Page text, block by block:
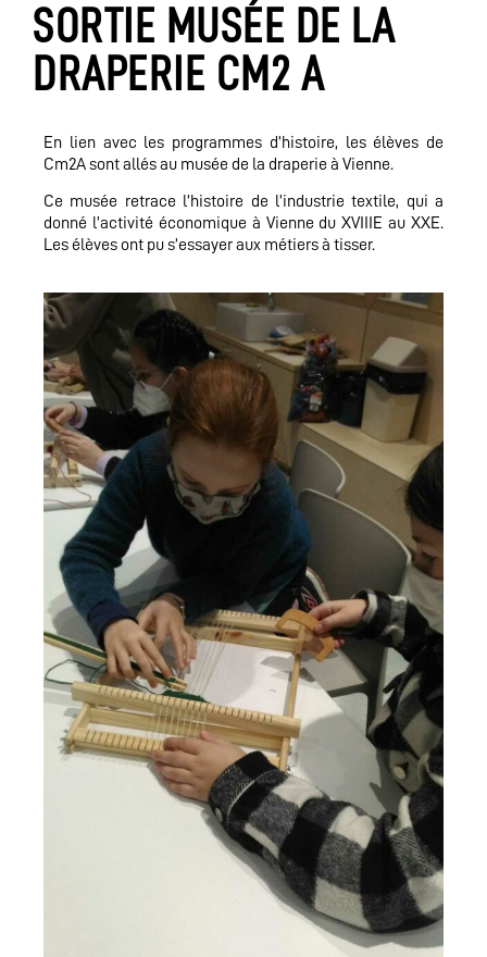
SORTIE MUSÉE DE LA
DRAPERIE CM2 A
En lien avec les programmes d’histoire, les élèves de
Cm2A sont allés au musée de la draperie à Vienne.
Ce musée retrace l’histoire de l’industrie textile, qui a
donné l’activité économique à Vienne du XVIIIE au XXE.
Les élèves ont pu s’essayer aux métiers à tisser.